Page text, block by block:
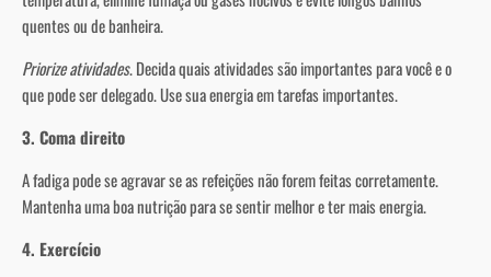
quentes ou de banheira.
Priorize atividades. Decida quais atividades são importantes para você e o
que pode ser delegado. Use sua energia em tarefas importantes.
3. Coma direito
A fadiga pode se agravar se as refeições não forem feitas corretamente.
Mantenha uma boa nutrição para se sentir melhor e ter mais energia.
4. Exercício